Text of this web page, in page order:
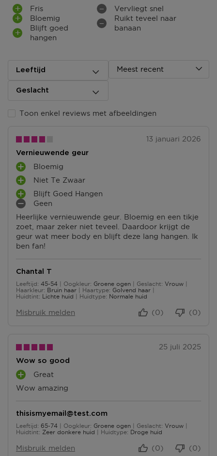
Fris
Bloemig
Blijft goed
hangen
Vervliegt snel
Ruikt teveel naar
banaan
Leeftijd
Geslacht
Toon enkel reviews met afbeeldingen
Meest recent
13 januari 2026
Vernieuwende geur
Heerlijke vernieuwende geur. Bloemig en een tikje
zoet, maar zeker niet teveel. Daardoor krijgt de
geur wat meer body en blijft deze lang hangen. Ik
ben fan!
P
L
U
S
P
U
N
T
E
N
Bloemig
P
L
U
S
N
E
N
Niet Te Zwaar
P
L
U
S
P
U
E
N
Blijft Goed Hangen
M
I
N
P
U
E
N
Geen
Chantal T
Leeftijd
45 tot 5445-54 Oogkleur Groene ogen Geslacht
Vrouw
Haarkleur
Bruin haar Haartype
Golvend haar
Huidtint
Lichte huid Huidtype Normale huid
Misbruik melden (0)
(0)
25 juli 2025
Wow so good
Wow amazing
P
L
P
U
N
T
Great
thisismyemail@test.com
Leeftijd
65 tot 7465-74 Oogkleur Groene ogen Geslacht
Vrouw
Huidtint
Zeer donkere huid Huidtype Droge huid
Misbruik melden (0)
(0)